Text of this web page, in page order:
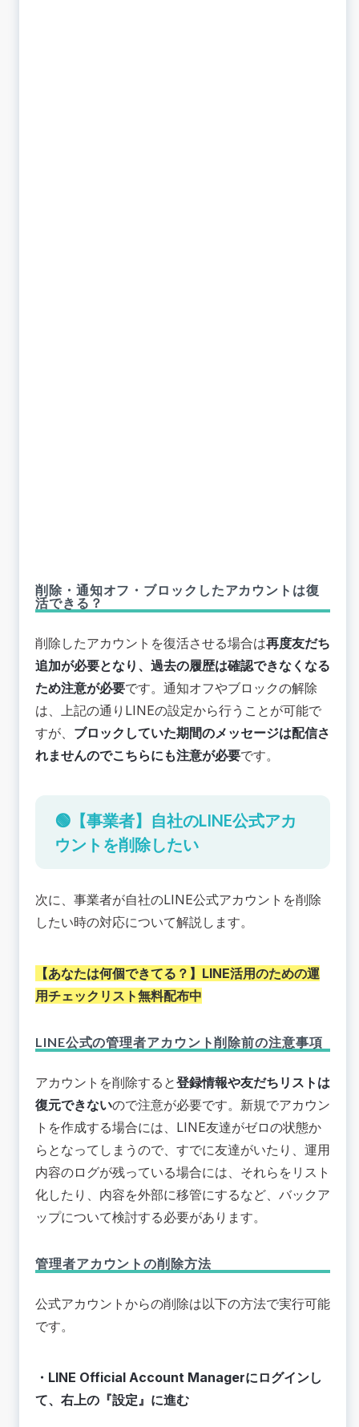
削除・通知オフ・ブロックしたアカウントは復
活できる？
削除したアカウントを復活させる場合は再度友だち
追加が必要となり、過去の履歴は確認できなくなる
ため注意が必要です。通知オフやブロックの解除
は、上記の通りLINEの設定から行うことが可能で
すが、 ブロックしていた期間のメッセージは配信さ
れませんのでこちらにも注意が必要です。
🟢【事業者】自社のLINE公式アカ
ウントを削除したい
次に、事業者が自社のLINE公式アカウントを削除
したい時の対応について解説します。
【あなたは何個できてる？】 LINE活用のための運
用チェックリスト無料配布中
LINE公式の管理者アカウント削除前の注意事項
アカウントを削除すると登録情報や友だちリストは
復元できないので注意が必要です。新規でアカウン
トを作成する場合には、LINE友達がゼロの状態か
らとなってしまうので、すでに友達がいたり、運用
内容のログが残っている場合には、それらをリスト
化したり、内容を外部に移管にするなど、バックア
ップについて検討する必要があります。
管理者アカウントの削除方法
公式アカウントからの削除は以下の方法で実行可能
です。
・LINE Official Account Managerにログインし
て、右上の『設定』に進む